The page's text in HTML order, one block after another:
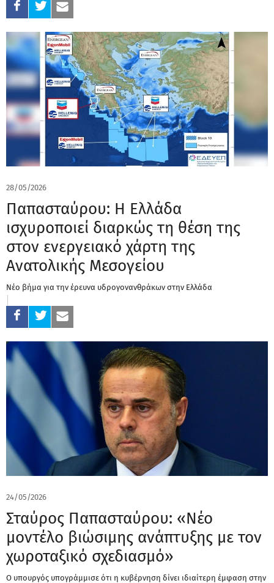
28/05/2026
Παπασταύρου: Η Ελλάδα
ισχυροποιεί διαρκώς τη θέση της
στον ενεργειακό χάρτη της
Ανατολικής Μεσογείου
Νέο βήμα για την έρευνα υδρογονανθράκων στην Ελλάδα
24/05/2026
Σταύρος Παπασταύρου: «Νέο
μοντέλο βιώσιμης ανάπτυξης με τον
χωροταξικό σχεδιασμό»
Ο υπουργός υπογράμμισε ότι η κυβέρνηση δίνει ιδιαίτερη έμφαση στην